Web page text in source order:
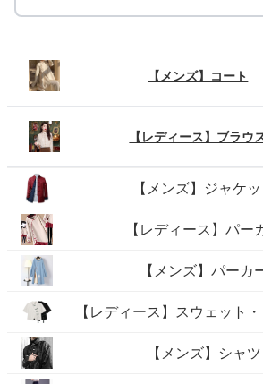
【メンズ】コート
【レディース】ブラウ
【メンズ】ジャケッ
【レディース】パー
【メンズ】パーカ
【レディース】スウェット
【メンズ】シャツ